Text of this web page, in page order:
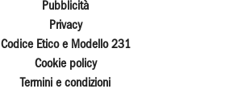
Pubblicità
Privacy
Codice Etico e Modello 231
Cookie policy
Termini e condizioni